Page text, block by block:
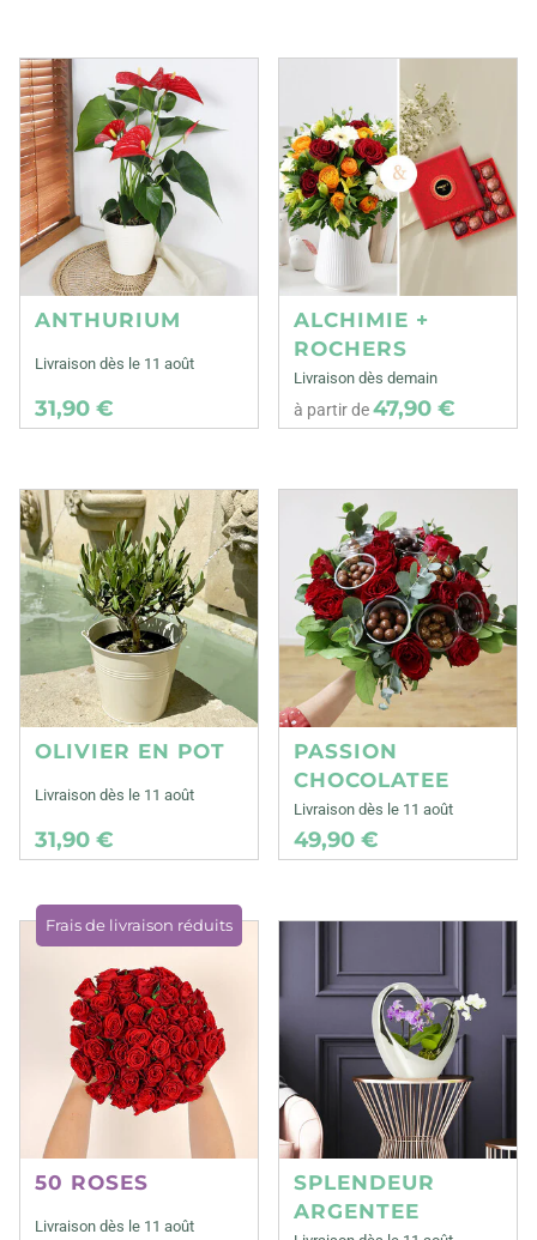
ANTHURIUM
Livraison dès le 11 août
31,90 €
ALCHIMIE +
ROCHERS
Livraison dès demain
à partir de47,90 €
OLIVIER EN POT
Livraison dès le 11 août
31,90 €
PASSION
CHOCOLATEE
Livraison dès le 11 août
49,90 €
Frais de livraison réduits
50 ROSES
Livraison dès le 11 août
SPLENDEUR
ARGENTEE